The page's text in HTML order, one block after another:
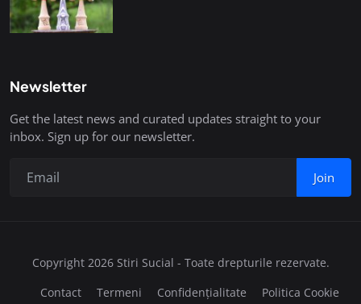
Newsletter
Get the latest news and curated updates straight to your
inbox. Sign up for our newsletter.
Join
Copyright 2026 Stiri Sucial - Toate drepturile rezervate.
Contact
Termeni Confidențialitate Politica Cookie